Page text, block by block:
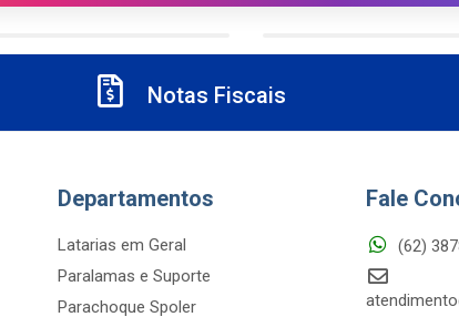
Notas Fiscais
Departamentos
Latarias em Geral
Paralamas e Suporte
Parachoque Spoler
Fale
(62)